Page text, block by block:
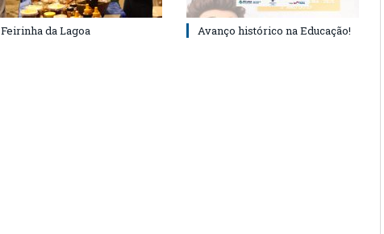
Feirinha da Lagoa Avanço histórico na Educação!